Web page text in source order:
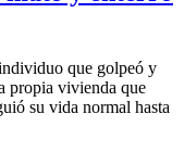
que golpeó y
propia vivienda que
su vida normal hasta